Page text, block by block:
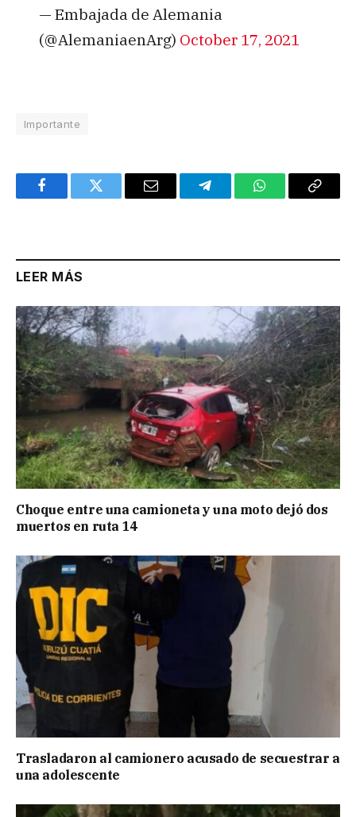
— Embajada de Alemania
(@AlemaniaenArg) October 17, 2021
Importante
FacebookTwitter Email TelegramWhatsAppCopy
LEER MÁS
Choque entre una camioneta y una moto dejó dos
muertos en ruta 14
Trasladaron al camionero acusado de secuestrar a
una adolescente